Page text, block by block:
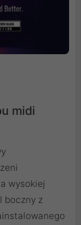
midi
wysokiej
boczny z